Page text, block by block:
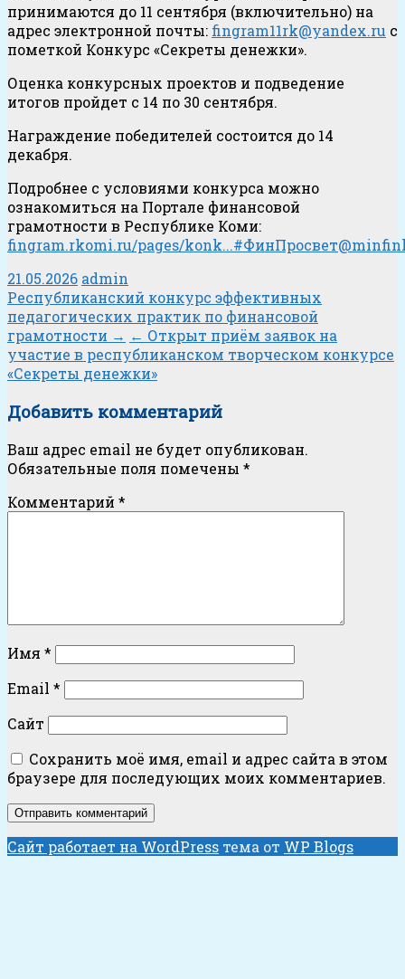
принимаются до 11 сентября (включительно) на
адрес электронной почты: fingram11rk@yandex.ru с
пометкой Конкурс «Секреты денежки».
Оценка конкурсных проектов и подведение
итогов пройдет с 14 по 30 сентября.
Награждение победителей состоится до 14
декабря.
Подробнее с условиями конкурса можно
ознакомиться на Портале финансовой
грамотности в Республике Коми:
fingram.rkomi.ru/pages/konk...
21.05.2026 admin
Навигация
по
записям
Республиканский конкурс эффективных
педагогических практик по финансовой
грамотности → ← Открыт приём заявок на
участие в республиканском творческом конкурсе
«Секреты денежки»
Добавить комментарий
Ваш адрес email не будет опубликован.
Обязательные поля помечены *
Комментарий *
Имя *
Email *
Сайт
Сохранить моё имя, email и адрес сайта в этом
браузере для последующих моих комментариев.
Сайт работает на WordPress тема от WP Blogs